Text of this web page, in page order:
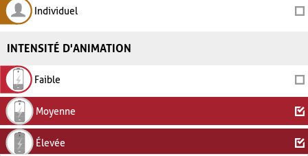
Individuel
INTENSITÉ D'ANIMATION
Faible
Moyenne
Élevée